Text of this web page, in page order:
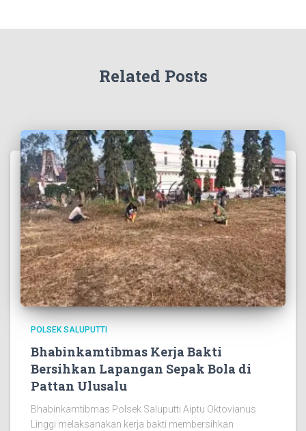
Related Posts
POLSEK SALUPUTTI
Bhabinkamtibmas Kerja Bakti
Bersihkan Lapangan Sepak Bola di
Pattan Ulusalu
Bhabinkamtibmas Polsek Saluputti Aiptu Oktovianus
Linggi melaksanakan kerja bakti membersihkan